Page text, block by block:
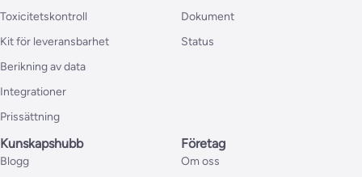
Toxicitetskontroll
Kit för leveransbarhet
Berikning av data
Integrationer
Prissättning
Dokument
Status
Kunskapshubb
Blogg
Företag
Om oss